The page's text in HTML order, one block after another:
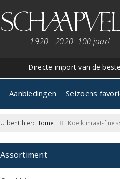
1920 - 2020: 100 jaar!
Directe import van de
Aanbiedingen Seizoens
U bent hier: Home Koelklimaat-
Assortiment